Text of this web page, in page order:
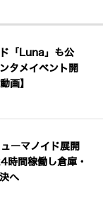
「Luna」も公
タメイベント開
画】
ーマノイド展開
時間稼働し倉庫・
へ